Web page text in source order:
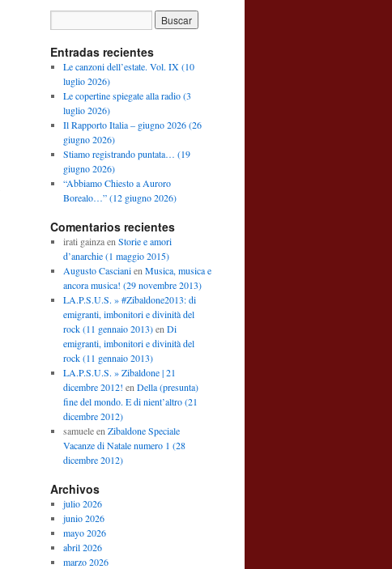
Entradas recientes
Le canzoni dell’estate. Vol. IX (10
luglio 2026)
Le copertine spiegate alla radio (3
luglio 2026)
Il Rapporto Italia – giugno 2026 (26
giugno 2026)
Stiamo registrando puntata… (19
giugno 2026)
“Abbiamo Chiesto a Auroro
Borealo…” (12 giugno 2026)
Comentarios recientes
irati gainzaen Storie e amori
d’anarchie (1 maggio 2015)
Augusto Cascianien Musica, musica e
ancora musica! (29 novembre 2013)
LA.P.S.U.S. » #Zibaldone2013: di
emigranti, imbonitori e divinità del
rock (11 gennaio 2013)en Di
emigranti, imbonitori e divinità del
rock (11 gennaio 2013)
LA.P.S.U.S. » Zibaldone | 21
dicembre 2012! en Della (presunta)
fine del mondo. E di nient’altro (21
dicembre 2012)
samueleen Zibaldone Speciale
Vacanze di Natale numero 1 (28
dicembre 2012)
Archivos
julio 2026
junio 2026
mayo 2026
abril 2026
marzo 2026